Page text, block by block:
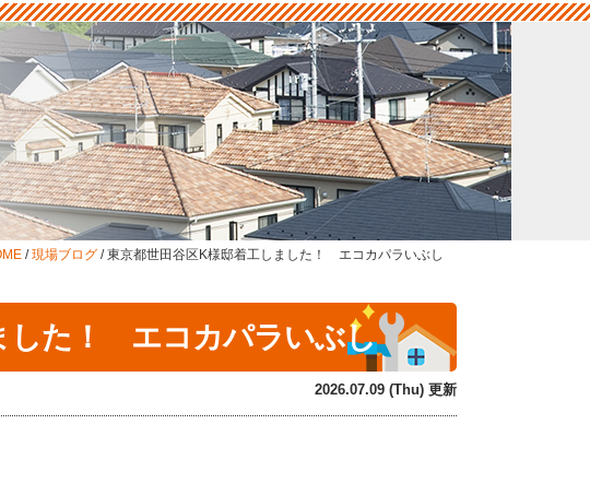
/現場ブログ /東京都世田谷区K様邸着工しました！ エコカパラいぶし
した！ エコカパラいぶし
2026.07.09 (Thu) 更新